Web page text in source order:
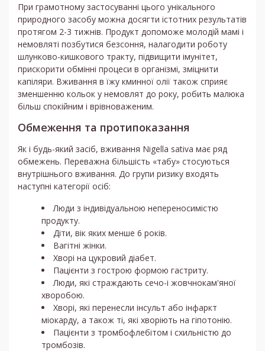
При грамотному застосуванні цього унікального
природного засобу можна досягти істотних результатів
протягом 2-3 тижнів. Продукт допоможе молодій мамі і
немовляті позбутися безсоння, налагодити роботу
шлунково-кишкового тракту, підвищити імунітет,
прискорити обмінні процеси в організмі, зміцнити
капіляри. Вживання в їжу кминної олії також сприяє
зменшенню кольок у немовлят до року, робить малюка
більш спокійним і врівноваженим.
Обмеження та протипоказання
Як і будь-який засіб, вживання Nigella sativa має ряд
обмежень. Переважна більшість «табу» стосуються
внутрішнього вживання. До групи ризику входять
наступні категорії осіб:
Люди з індивідуальною непереносимістю
продукту.
Діти, вік яких менше 6 років.
Вагітні жінки.
Хворі на цукровий діабет.
Пацієнти з гострою формою гастриту.
Люди, які страждають сечо-і жовчнокам'яної
хворобою.
Хворі, які перенесли інсульт або інфаркт
міокарду, а також ті, які хворіють на гіпотонію.
Пацієнти з тромбофлебітом і схильністю до
тромбозів.